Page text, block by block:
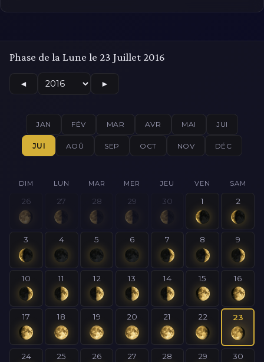
Phase de la Lune le 23 Juillet 2016
◄ ►
JAN FÉV MAR AVR MAI JUI
JUI AOÛ SEP OCT NOV DÉC
DIM LUN MAR MER JEU VEN SAM
26 27 28 29 30 1 2
3 4 5 6 7 8 9
10 11 12 13 14 15 16
17 18 19 20 21 22 23
24 25 26 27 28 29 30